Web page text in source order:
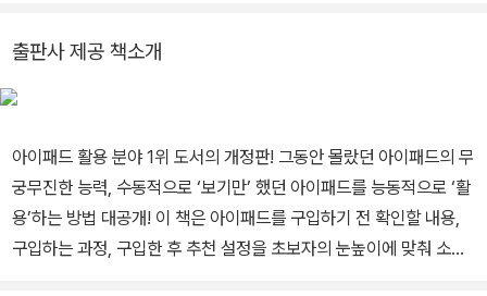
끼며 살아가고 있다. [유튜브] youtube.com/@TALKSUNNY
출판사 제공 책소개
아이패드 활용 분야 1위 도서의 개정판! 그동안 몰랐던 아이패드의 무
궁무진한 능력, 수동적으로 ‘보기만’ 했던 아이패드를 능동적으로 ‘활
용’하는 방법 대공개! 이 책은 아이패드를 구입하기 전 확인할 내용,
구입하는 과정, 구입한 후 추천 설정을 초보자의 눈높이에 맞춰 소개